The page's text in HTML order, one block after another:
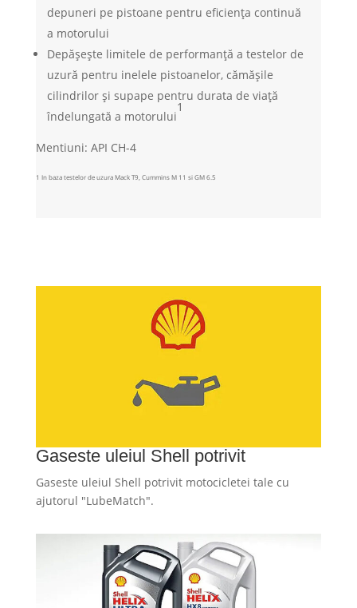
depuneri pe pistoane pentru eficiența continuă
a motorului
Depășește limitele de performanță a testelor de
uzură pentru inelele pistoanelor, cămășile
cilindrilor și supape pentru durata de viață
îndelungată a motorului
1
Mentiuni: API CH-4
1 In baza testelor de uzura Mack T9, Cummins M 11 si GM 6.5
Gaseste uleiul Shell potrivit
Gaseste uleiul Shell potrivit motocicletei tale cu
ajutorul "LubeMatch".